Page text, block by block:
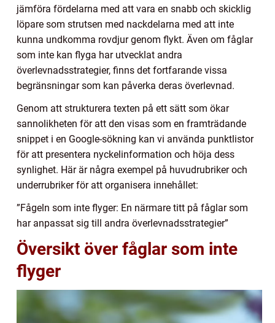
jämföra fördelarna med att vara en snabb och skicklig
löpare som strutsen med nackdelarna med att inte
kunna undkomma rovdjur genom flykt. Även om fåglar
som inte kan flyga har utvecklat andra
överlevnadsstrategier, finns det fortfarande vissa
begränsningar som kan påverka deras överlevnad.
Genom att strukturera texten på ett sätt som ökar
sannolikheten för att den visas som en framträdande
snippet i en Google-sökning kan vi använda punktlistor
för att presentera nyckelinformation och höja dess
synlighet. Här är några exempel på huvudrubriker och
underrubriker för att organisera innehållet:
”Fågeln som inte flyger: En närmare titt på fåglar som
har anpassat sig till andra överlevnadsstrategier”
Översikt över fåglar som inte
flyger